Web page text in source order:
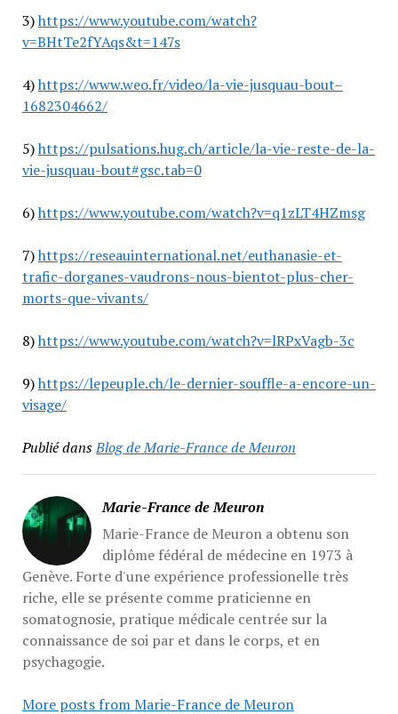
3)https://www.youtube.com/watch?
v=BHtTe2fYAqs&t=147s
4)https://www.weo.fr/video/la-vie-jusquau-bout–
1682304662/
5)https://pulsations.hug.ch/article/la-vie-reste-de-la-
vie-jusquau-bout#gsc.tab=0
6)https://www.youtube.com/watch?v=q1zLT4HZmsg
7)https://reseauinternational.net/euthanasie-et-
trafic-dorganes-vaudrons-nous-bientot-plus-cher-
morts-que-vivants/
8)https://www.youtube.com/watch?v=lRPxVagb-3c
9)https://lepeuple.ch/le-dernier-souffle-a-encore-un-
visage/
Publié dansBlog de Marie-France de Meuron
Marie-France de Meuron
Marie-France de Meuron a obtenu son
diplôme fédéral de médecine en 1973 à
Genève. Forte d'une expérience professionelle très
riche, elle se présente comme praticienne en
somatognosie, pratique médicale centrée sur la
connaissance de soi par et dans le corps, et en
psychagogie.
More posts from Marie-France de Meuron